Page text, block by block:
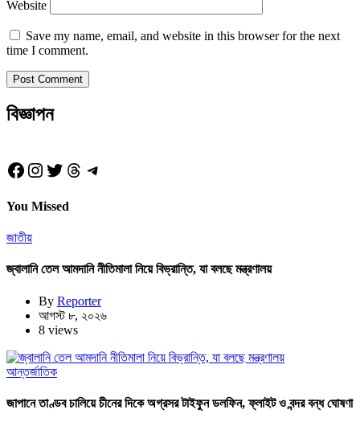
Website
Save my name, email, and website in this browser for the next
time I comment.
বিজ্ঞাপন
Facebook
Instagram
Twitter
Threads
Telegram
You Missed
জাতীয়
জ্বালানি তেল আমদানি নীতিমালা নিয়ে বিভ্রান্তি, যা বলছে মন্ত্রণালয়
By Reporter
আগস্ট ৮, ২০২৬
8 views
আন্তর্জাতিক
জাপানে তাণ্ডব চালিয়ে চীনের দিকে অগ্রসর টাইফুন ডলফিন, ফ্লাইট ও বন্দর বন্ধ ঘোষণা